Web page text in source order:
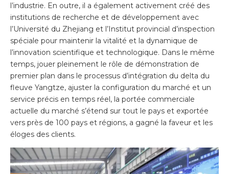
l’industrie. En outre, il a également activement créé des
institutions de recherche et de développement avec
l’Université du Zhejiang et l’Institut provincial d’inspection
spéciale pour maintenir la vitalité et la dynamique de
l’innovation scientifique et technologique. Dans le même
temps, jouer pleinement le rôle de démonstration de
premier plan dans le processus d’intégration du delta du
fleuve Yangtze, ajuster la configuration du marché et un
service précis en temps réel, la portée commerciale
actuelle du marché s’étend sur tout le pays et exportée
vers près de 100 pays et régions, a gagné la faveur et les
éloges des clients.